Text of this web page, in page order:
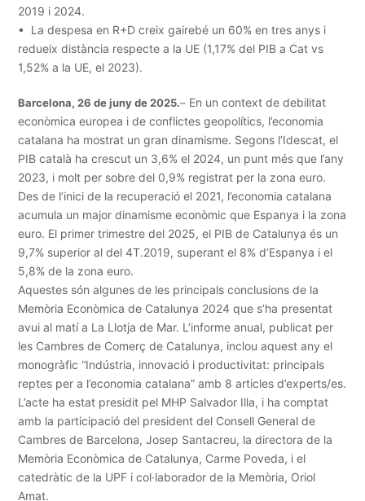
2019 i 2024.
• La despesa en R+D creix gairebé un 60% en tres anys i
redueix distància respecte a la UE (1,17% del PIB a Cat vs
1,52% a la UE, el 2023).
Barcelona, 26 de juny de 2025.– En un context de debilitat
econòmica europea i de conflictes geopolítics, l’economia
catalana ha mostrat un gran dinamisme. Segons l’Idescat, el
PIB català ha crescut un 3,6% el 2024, un punt més que l’any
2023, i molt per sobre del 0,9% registrat per la zona euro.
Des de l’inici de la recuperació el 2021, l’economia catalana
acumula un major dinamisme econòmic que Espanya i la zona
euro. El primer trimestre del 2025, el PIB de Catalunya és un
9,7% superior al del 4T.2019, superant el 8% d’Espanya i el
5,8% de la zona euro.
Aquestes són algunes de les principals conclusions de la
Memòria Econòmica de Catalunya 2024 que s’ha presentat
avui al matí a La Llotja de Mar. L’informe anual, publicat per
les Cambres de Comerç de Catalunya, inclou aquest any el
monogràfic “Indústria, innovació i productivitat: principals
reptes per a l’economia catalana” amb 8 articles d’experts/es.
L’acte ha estat presidit pel MHP Salvador Illa, i ha comptat
amb la participació del president del Consell General de
Cambres de Barcelona, Josep Santacreu, la directora de la
Memòria Econòmica de Catalunya, Carme Poveda, i el
catedràtic de la UPF i col·laborador de la Memòria, Oriol
Amat.